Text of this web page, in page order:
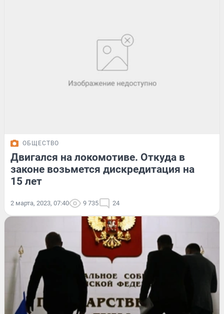
ОБЩЕСТВО
Двигался на локомотиве. Откуда в
законе возьмется дискредитация на
15 лет
2 марта, 2023, 07:40 9 735 24